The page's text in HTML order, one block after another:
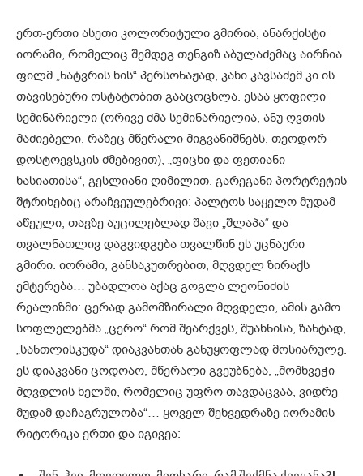
ერთ-ერთი ასეთი კოლორიტული გმირია, ანარქისტი
იორამი, რომელიც შემდეგ თენგიზ აბულაძემაც აირჩია
ფილმ „ნატვრის ხის“ პერსონაჟად, კახი კავსაძემ კი ის
თავისებური ოსტატობით გააცოცხლა. ესაა ყოფილი
სემინარიელი (ორივე ძმა სემინარიელია, ანუ ღვთის
მაძიებელი, რაზეც მწერალი მიგვანიშნებს, თეოდორ
დოსტოევსკის ძმებივით), „ფიცხი და ფეთიანი
ხასიათისა“, გესლიანი ღიმილით. გარეგანი პორტრეტის
შტრიხებიც არაჩვეულებრივი: პალტოს საყელო მუდამ
აწეული, თავზე აუცილებლად შავი „შლაპა“ და
თვალნათლივ დაგვიდგება თვალწინ ეს უცნაური
გმირი. იორამი, განსაკუთრებით, მღვდელ ზირაქს
ემტერება… უბადლოა აქაც გოგლა ლეონიძის
რეალიზმი: ცერად გამომზირალი მღვდელი, ამის გამო
სოფლელებმა „ცერო“ რომ შეარქვეს, შუახნისა, ზანტად,
„სანთლისკუდა“ დიაკვანთან განუყოფლად მოსიარულე.
ეს დიაკვანი ცოდოაო, მწერალი გვეუბნება, „მომხვეჭი
მღვდლის ხელში, რომელიც უფრო თავდაცვაა, ვიდრე
მუდამ დაჩაგრულობა“… ყოველ შეხვედრაზე იორამის
რიტორიკა ერთი და იგივეა: